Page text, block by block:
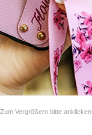
Zum Vergrößern bitte anklicken